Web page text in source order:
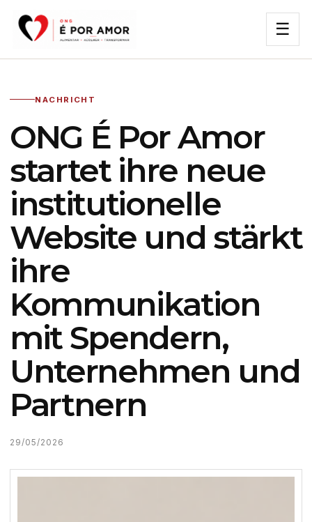
☰
NACHRICHT
ONG É Por Amor
startet ihre neue
institutionelle
Website und stärkt
ihre
Kommunikation
mit Spendern,
Unternehmen und
Partnern
29/05/2026